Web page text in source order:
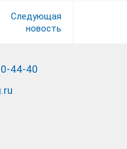
Следующая
новость
Юрвиста за качественно
44-40